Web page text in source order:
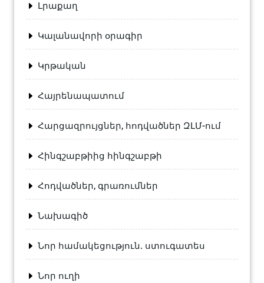
Լրաքաղ
Կալանավորի օրագիր
Կրթական
Հայրենապատում
Հարցազրույցներ, հոդվածներ ԶԼՄ-ում
Հինգշաբթիից հինգշաբթի
Հոդվածներ, գրառումներ
Նախագիծ
Նոր համակեցություն. ստուգատես
Նոր ուղի